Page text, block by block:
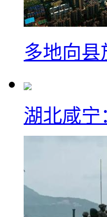
多地向
湖北咸宁